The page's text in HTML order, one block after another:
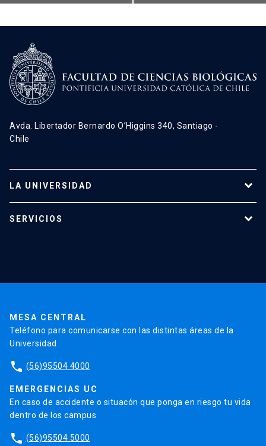
Avda. Libertador Bernardo O’Higgins 340, Santiago -
Chile
LA UNIVERSIDAD
Investigación
SERVICIOS
MESA CENTRAL
Teléfono para comunicarse con las distintas áreas de la
Universidad.
phone (56)95504 4000
EMERGENCIAS UC
En caso de accidente o situacón que ponga en riesgo tu vida
dentro de los campus
phone (56)95504 5000